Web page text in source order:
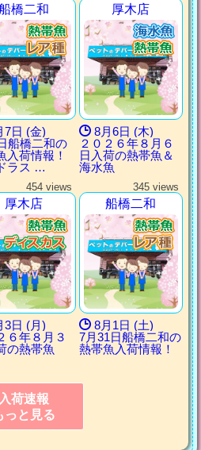
橋二和
7日 (金)
船橋二和の
入荷情報！
ラス …
厚木店
8月6日 (木)
２０２６年８月６
日入荷の熱帯魚＆
海水魚
454 views
厚木店
3日 (月)
６年８月３
の熱帯魚
345 views
船橋二和
8月1日 (土)
7月31日船橋二和の
熱帯魚入荷情報！
入荷速報
っと見る